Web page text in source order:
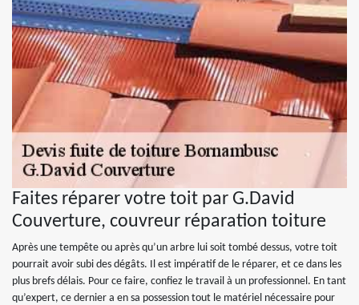
Faites réparer votre toit par G.David
Couverture, couvreur réparation toiture
Après une tempête ou après qu’un arbre lui soit tombé dessus, votre toit
pourrait avoir subi des dégâts. Il est impératif de le réparer, et ce dans les
plus brefs délais. Pour ce faire, confiez le travail à un professionnel. En tant
qu’expert, ce dernier a en sa possession tout le matériel nécessaire pour